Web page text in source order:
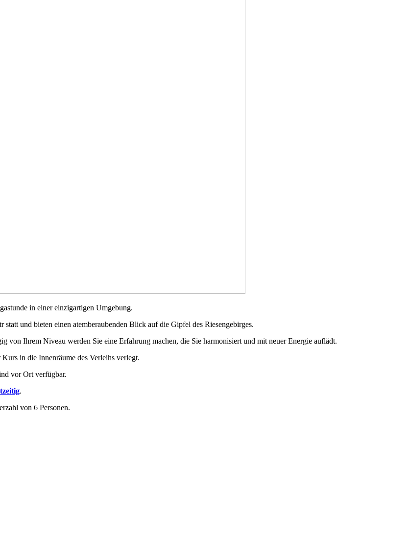
in einer einzigartigen Umgebung.
und bieten einen atemberaubenden Blick auf die Gipfel des Riesengebirges.
von Ihrem Niveau werden Sie eine Erfahrung machen, die Sie harmonisiert und mit neuer Energie auflädt.
in die Innenräume des Verleihs verlegt.
vor Ort verfügbar.
.
von 6 Personen.